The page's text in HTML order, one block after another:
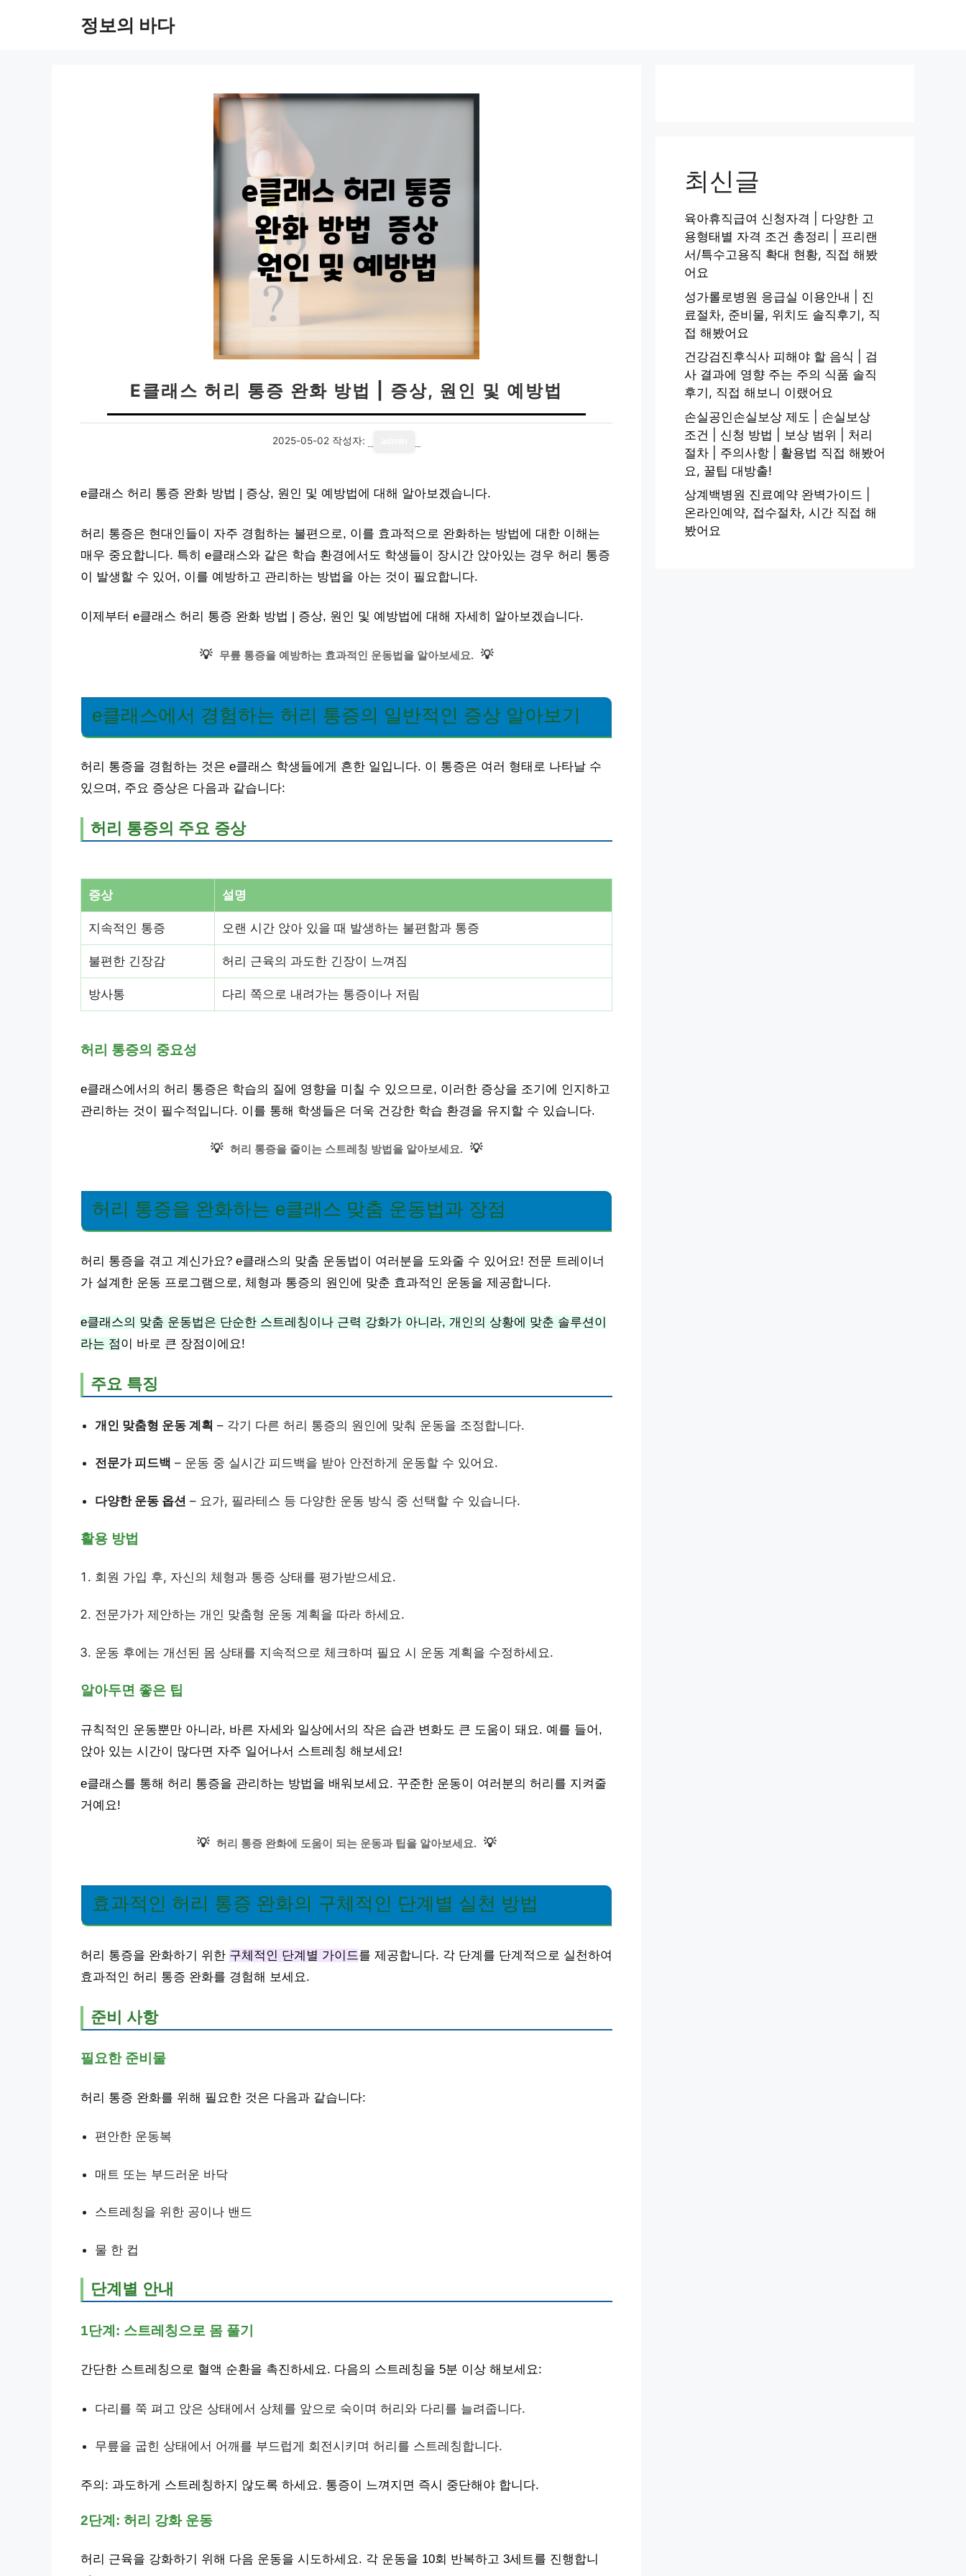
정보의 바다
E클래스 허리 통증 완화 방법 | 증상, 원인 및 예방법
2025-05-02 작성자:
e클래스 허리 통증 완화 방법 | 증상, 원인 및 예방법에 대해 알아보겠습니다.
허리 통증은 현대인들이 자주 경험하는 불편으로, 이를 효과적으로 완화하는 방법에 대한 이해는
매우 중요합니다. 특히 e클래스와 같은 학습 환경에서도 학생들이 장시간 앉아있는 경우 허리 통증
이 발생할 수 있어, 이를 예방하고 관리하는 방법을 아는 것이 필요합니다.
이제부터 e클래스 허리 통증 완화 방법 | 증상, 원인 및 예방법에 대해 자세히 알아보겠습니다.
💡 무릎 통증을 예방하는 효과적인 운동법을 알아보세요. 💡
e클래스에서 경험하는 허리 통증의 일반적인 증상 알아보기
허리 통증을 경험하는 것은 e클래스 학생들에게 흔한 일입니다. 이 통증은 여러 형태로 나타날 수
있으며, 주요 증상은 다음과 같습니다:
허리 통증의 주요 증상
증상 설명
지속적인 통증 오랜 시간 앉아 있을 때 발생하는 불편함과 통증
불편한 긴장감 허리 근육의 과도한 긴장이 느껴짐
방사통 다리 쪽으로 내려가는 통증이나 저림
허리 통증의 중요성
e클래스에서의 허리 통증은 학습의 질에 영향을 미칠 수 있으므로, 이러한 증상을 조기에 인지하고
관리하는 것이 필수적입니다. 이를 통해 학생들은 더욱 건강한 학습 환경을 유지할 수 있습니다.
💡 허리 통증을 줄이는 스트레칭 방법을 알아보세요. 💡
허리 통증을 완화하는 e클래스 맞춤 운동법과 장점
허리 통증을 겪고 계신가요? e클래스의 맞춤 운동법이 여러분을 도와줄 수 있어요! 전문 트레이너
가 설계한 운동 프로그램으로, 체형과 통증의 원인에 맞춘 효과적인 운동을 제공합니다.
e클래스의 맞춤 운동법은 단순한 스트레칭이나 근력 강화가 아니라, 개인의 상황에 맞춘 솔루션이
라는 점이 바로 큰 장점이에요!
주요 특징
개인 맞춤형 운동 계획 – 각기 다른 허리 통증의 원인에 맞춰 운동을 조정합니다.
전문가 피드백 – 운동 중 실시간 피드백을 받아 안전하게 운동할 수 있어요.
다양한 운동 옵션 – 요가, 필라테스 등 다양한 운동 방식 중 선택할 수 있습니다.
활용 방법
회원 가입 후, 자신의 체형과 통증 상태를 평가받으세요.
전문가가 제안하는 개인 맞춤형 운동 계획을 따라 하세요.
운동 후에는 개선된 몸 상태를 지속적으로 체크하며 필요 시 운동 계획을 수정하세요.
알아두면 좋은 팁
규칙적인 운동뿐만 아니라, 바른 자세와 일상에서의 작은 습관 변화도 큰 도움이 돼요. 예를 들어,
앉아 있는 시간이 많다면 자주 일어나서 스트레칭 해보세요!
e클래스를 통해 허리 통증을 관리하는 방법을 배워보세요. 꾸준한 운동이 여러분의 허리를 지켜줄
거예요!
💡 허리 통증 완화에 도움이 되는 운동과 팁을 알아보세요. 💡
효과적인 허리 통증 완화의 구체적인 단계별 실천 방법
허리 통증을 완화하기 위한 구체적인 단계별 가이드를 제공합니다. 각 단계를 단계적으로 실천하여
효과적인 허리 통증 완화를 경험해 보세요.
준비 사항
필요한 준비물
허리 통증 완화를 위해 필요한 것은 다음과 같습니다:
편안한 운동복
매트 또는 부드러운 바닥
스트레칭을 위한 공이나 밴드
물 한 컵
단계별 안내
1단계: 스트레칭으로 몸 풀기
간단한 스트레칭으로 혈액 순환을 촉진하세요. 다음의 스트레칭을 5분 이상 해보세요:
다리를 쭉 펴고 앉은 상태에서 상체를 앞으로 숙이며 허리와 다리를 늘려줍니다.
무릎을 굽힌 상태에서 어깨를 부드럽게 회전시키며 허리를 스트레칭합니다.
주의: 과도하게 스트레칭하지 않도록 하세요. 통증이 느껴지면 즉시 중단해야 합니다.
2단계: 허리 강화 운동
허리 근육을 강화하기 위해 다음 운동을 시도하세요. 각 운동을 10회 반복하고 3세트를 진행합니
최신글
육아휴직급여 신청자격 | 다양한 고
용형태별 자격 조건 총정리 | 프리랜
서/특수고용직 확대 현황, 직접 해봤
어요
성가롤로병원 응급실 이용안내 | 진
료절차, 준비물, 위치도 솔직후기, 직
접 해봤어요
건강검진후식사 피해야 할 음식 | 검
사 결과에 영향 주는 주의 식품 솔직
후기, 직접 해보니 이랬어요
손실공인손실보상 제도 | 손실보상
조건 | 신청 방법 | 보상 범위 | 처리
절차 | 주의사항 | 활용법 직접 해봤어
요, 꿀팁 대방출!
상계백병원 진료예약 완벽가이드 |
온라인예약, 접수절차, 시간 직접 해
봤어요